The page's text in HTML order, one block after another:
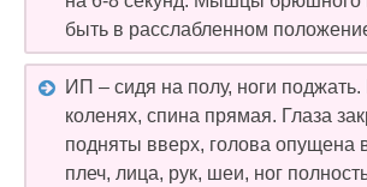
быть в расслабленном
ИП – сидя на полу, ноги поджать.
коленях, спина прямая. Глаза
подняты вверх, голова
плеч, лица, рук, шеи, ног